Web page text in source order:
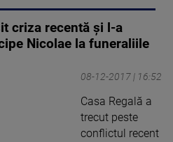
criza recentă și l-a
Nicolae la funeraliile
08-12-2017 | 16:52
Casa Regală a
trecut peste
conflictul recent